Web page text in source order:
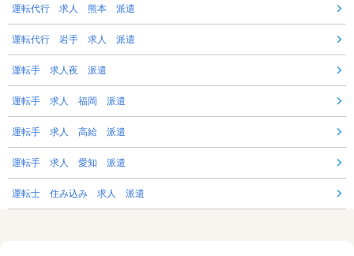
運転代行 求人 熊本 派遣
運転代行 岩手 求人 派遣
運転手 求人夜 派遣
運転手 求人 福岡 派遣
運転手 求人 高給 派遣
運転手 求人 愛知 派遣
運転士 住み込み 求人 派遣